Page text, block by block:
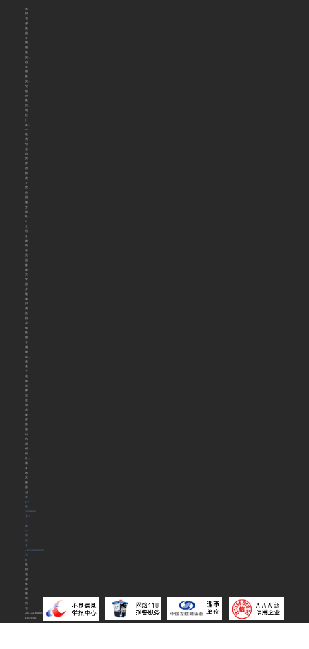
都
官
案
智
钢
厂
家，
一
式
智
慧
案
库
房
解
决
方
案，
全
服
务
队。
©
公
官
所
有
页
面
版、
文
字、
片、
视
都
专
版
都
牌
位
和
牌
做
出
的
创
设
计，
友
支
持
创
ICP
备
16009306
号-1
公
备
41031102000122
号
©
都
版
所
有
2017.All.Rights
Reserved.